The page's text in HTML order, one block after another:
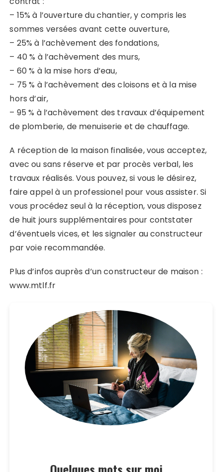
– 15% à l’ouverture du chantier, y compris les
sommes versées avant cette ouverture,
– 25% à l’achèvement des fondations,
– 40 % à l’achèvement des murs,
– 60 % à la mise hors d’eau,
– 75 % à l’achèvement des cloisons et à la mise
hors d’air,
– 95 % à l’achèvement des travaux d’équipement
de plomberie, de menuiserie et de chauffage.
A réception de la maison finalisée, vous acceptez,
avec ou sans réserve et par procès verbal, les
travaux réalisés. Vous pouvez, si vous le désirez,
faire appel à un professionel pour vous assister. Si
vous procédez seul à la réception, vous disposez
de huit jours supplémentaires pour contstater
d’éventuels vices, et les signaler au constructeur
par voie recommandée.
Plus d’infos auprès d’un constructeur de maison :
www.mtlf.fr